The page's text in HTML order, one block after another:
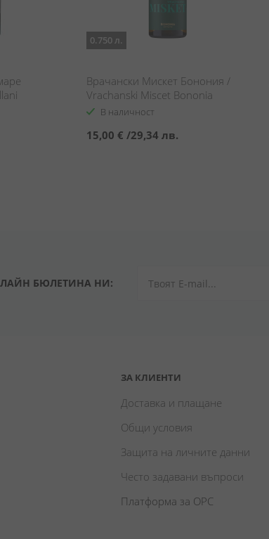
0.750 л.
Врачански Мискет Бонония /
Vrachanski Miscet Bononia
В наличност
15,00 € /29,34 лв.
БЮЛЕТИНА НИ:
ЗА КЛИЕНТИ
Доставка и плащане
Общи условия
Защита на личните данни
Често задавани въпроси
Платформа за ОРС